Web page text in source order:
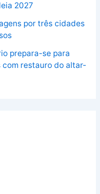
2027
por três cidades
prepara-se para
restauro do altar-